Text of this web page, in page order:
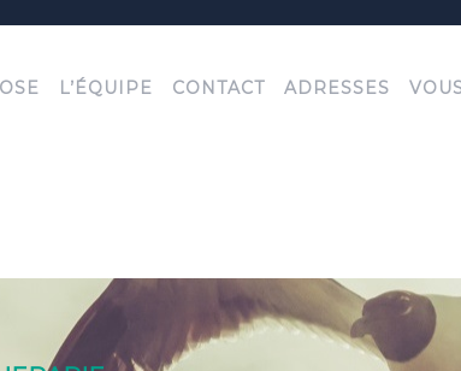
L’ÉQUIPE CONTACT ADRESSES